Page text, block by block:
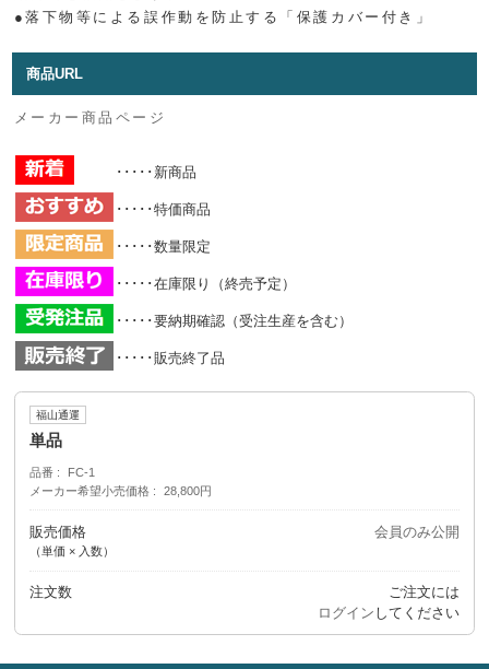
●落下物等による誤作動を防止する「保護カバー付き」
商品URL
メーカー商品ページ
･････新商品
･････特価商品
･････数量限定
･････在庫限り（終売予定）
･････要納期確認（受注生産を含む）
･････販売終了品
福山通運
単品
品番
FC-1
メーカー希望小売価格
28,800円
販売価格
（単価 × 入数）
会員のみ公開
注文数
ご注文には
ログイン してください